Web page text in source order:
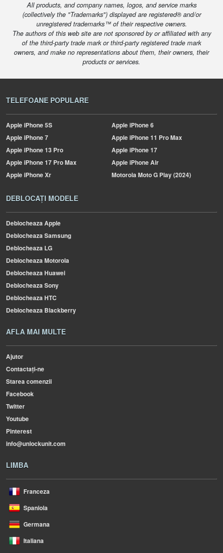
All products, and company names, logos, and service marks
(collectively the "Trademarks") displayed are registered® and/or
unregistered trademarks™ of their respective owners.
The authors of this web site are not sponsored by or affiliated with any
of the third-party trade mark or third-party registered trade mark
owners, and make no representations about them, their owners, their
products or services.
TELEFOANE POPULARE
AppleiPhone 5S AppleiPhone 6
AppleiPhone 7 AppleiPhone 11 Pro Max
AppleiPhone 13 Pro AppleiPhone 17
AppleiPhone 17 Pro Max AppleiPhone Air
AppleiPhone Xr MotorolaMoto G Play (2024)
DEBLOCAȚI MODELE
Deblocheaza Apple
Deblocheaza Samsung
Deblocheaza LG
Deblocheaza Motorola
Deblocheaza Huawei
Deblocheaza Sony
Deblocheaza HTC
Deblocheaza Blackberry
AFLA MAI MULTE
Ajutor
Contactați-ne
Starea comenzii
Facebook
Twitter
Youtube
Pinterest
info@unlockunit.com
LIMBA
Franceza
Spaniola
Germana
Italiana